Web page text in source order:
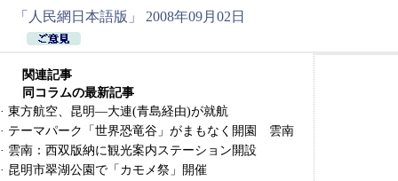
「人民網日本語版」 2008年09月02日
関連記事
同コラムの最新記事
· 東方航空、昆明―大連(青島経由)が就航
· テーマパーク「世界恐竜谷」がまもなく開園 雲南
· 雲南：西双版納に観光案内ステーション開設
· 昆明市翠湖公園で「カモメ祭」開催